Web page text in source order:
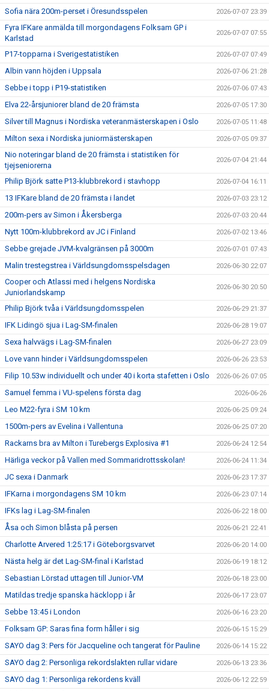
Sofia nära 200m-perset i Öresundsspelen 2026-07-07 23:39
Fyra IFKare anmälda till morgondagens Folksam GP i
Karlstad
2026-07-07 07:55
P17-topparna i Sverigestatistiken 2026-07-07 07:49
Albin vann höjden i Uppsala 2026-07-06 21:28
Sebbe i topp i P19-statistiken 2026-07-06 07:43
Elva 22-årsjuniorer bland de 20 främsta 2026-07-05 17:30
Silver till Magnus i Nordiska veteranmästerskapen i Oslo 2026-07-05 11:48
Milton sexa i Nordiska juniormästerskapen 2026-07-05 09:37
Nio noteringar bland de 20 främsta i statistiken för
tjejseniorerna
2026-07-04 21:44
Philip Björk satte P13-klubbrekord i stavhopp 2026-07-04 16:11
13 IFKare bland de 20 främsta i landet 2026-07-03 23:12
200m-pers av Simon i Åkersberga 2026-07-03 20:44
Nytt 100m-klubbrekord av JC i Finland 2026-07-02 13:46
Sebbe grejade JVM-kvalgränsen på 3000m 2026-07-01 07:43
Malin trestegstrea i Världsungdomsspelsdagen 2026-06-30 22:07
Cooper och Atlassi med i helgens Nordiska
Juniorlandskamp
2026-06-30 20:50
Philip Björk tvåa i Världsungdomsspelen 2026-06-29 21:37
IFK Lidingö sjua i Lag-SM-finalen 2026-06-28 19:07
Sexa halvvägs i Lag-SM-finalen 2026-06-27 23:09
Love vann hinder i Världsungdomsspelen 2026-06-26 23:53
Filip 10.53w individuellt och under 40 i korta stafetten i Oslo 2026-06-26 07:05
Samuel femma i VU-spelens första dag 2026-06-26
Leo M22-fyra i SM 10 km 2026-06-25 09:24
1500m-pers av Evelina i Vallentuna 2026-06-25 07:20
Rackarns bra av Milton i Turebergs Explosiva #1 2026-06-24 12:54
Härliga veckor på Vallen med Sommaridrottsskolan! 2026-06-24 11:34
JC sexa i Danmark 2026-06-23 17:37
IFKarna i morgondagens SM 10 km 2026-06-23 07:14
IFKs lag i Lag-SM-finalen 2026-06-22 18:00
Åsa och Simon blåsta på persen 2026-06-21 22:41
Charlotte Arvered 1:25:17 i Göteborgsvarvet 2026-06-20 14:00
Nästa helg är det Lag-SM-final i Karlstad 2026-06-19 18:12
Sebastian Lörstad uttagen till Junior-VM 2026-06-18 23:00
Matildas tredje spanska häcklopp i år 2026-06-17 23:07
Sebbe 13:45 i London 2026-06-16 23:20
Folksam GP: Saras fina form håller i sig 2026-06-15 15:29
SAYO dag 3: Pers för Jacqueline och tangerat för Pauline 2026-06-14 15:22
SAYO dag 2: Personliga rekordslakten rullar vidare 2026-06-13 23:36
SAYO dag 1: Personliga rekordens kväll 2026-06-12 22:59